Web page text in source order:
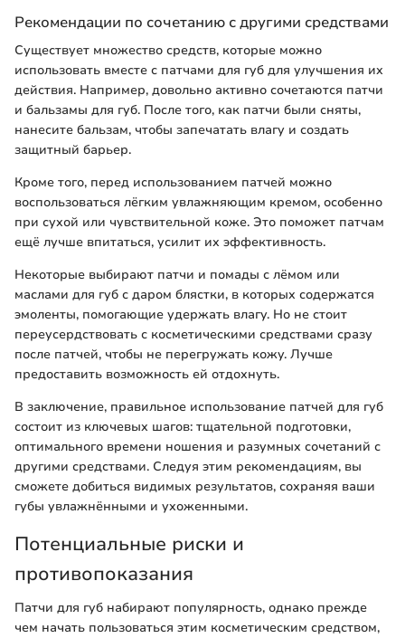
Рекомендации по сочетанию с другими средствами
Существует множество средств, которые можно
использовать вместе с патчами для губ для улучшения их
действия. Например, довольно активно сочетаются патчи
и бальзамы для губ. После того, как патчи были сняты,
нанесите бальзам, чтобы запечатать влагу и создать
защитный барьер.
Кроме того, перед использованием патчей можно
воспользоваться лёгким увлажняющим кремом, особенно
при сухой или чувствительной коже. Это поможет патчам
ещё лучше впитаться, усилит их эффективность.
Некоторые выбирают патчи и помады с лёмом или
маслами для губ с даром блястки, в которых содержатся
эмоленты, помогающие удержать влагу. Но не стоит
переусердствовать с косметическими средствами сразу
после патчей, чтобы не перегружать кожу. Лучше
предоставить возможность ей отдохнуть.
В заключение, правильное использование патчей для губ
состоит из ключевых шагов: тщательной подготовки,
оптимального времени ношения и разумных сочетаний с
другими средствами. Следуя этим рекомендациям, вы
сможете добиться видимых результатов, сохраняя ваши
губы увлажнёнными и ухоженными.
Потенциальные риски и
противопоказания
Патчи для губ набирают популярность, однако прежде
чем начать пользоваться этим косметическим средством,